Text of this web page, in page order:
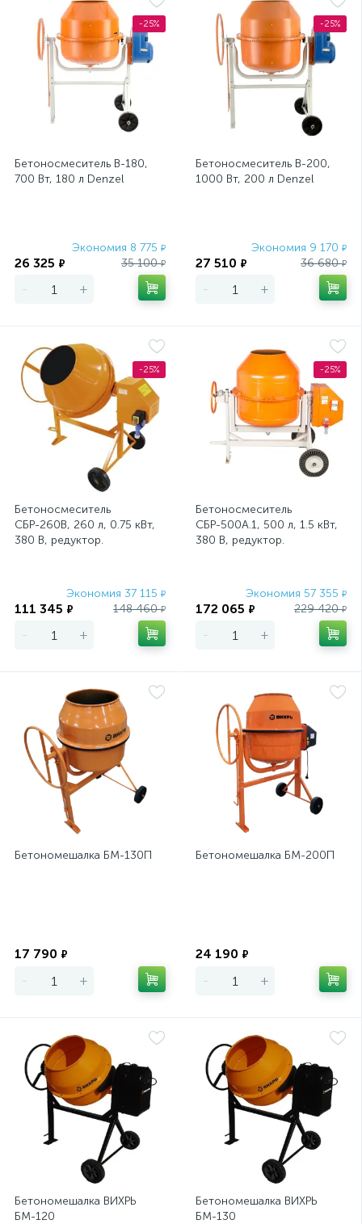
-25%
Бетоносмеситель B-180,
700 Вт, 180 л Denzel
Экономия 8 775 ₽
26 325 ₽ 35 100₽
- +
-25%
Бетоносмеситель B-200,
1000 Вт, 200 л Denzel
Экономия 9 170 ₽
27 510 ₽ 36 680₽
- +
-25%
Бетоносмеситель
СБР-260В, 260 л, 0.75 кВт,
380 В, редуктор.
Экономия 37 115 ₽
111 345 ₽ 148 460₽
- +
-25%
Бетоносмеситель
СБР-500А.1, 500 л, 1.5 кВт,
380 В, редуктор.
Экономия 57 355 ₽
172 065 ₽ 229 420₽
- +
Бетономешалка БМ-130П
17 790 ₽
- +
Бетономешалка БМ-200П
24 190 ₽
- +
Бетономешалка ВИХРЬ
БМ-120
Бетономешалка ВИХРЬ
БМ-130